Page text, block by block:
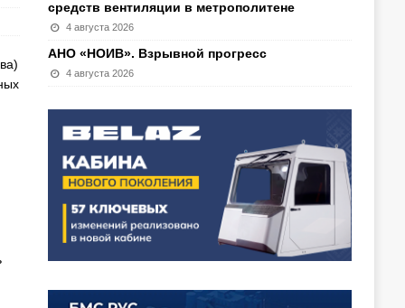
средств вентиляции в метрополитене
4 августа 2026
АНО «НОИВ». Взрывной прогресс
4 августа 2026